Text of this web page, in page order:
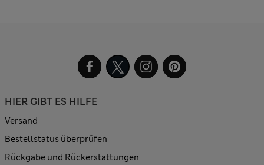
HIER GIBT ES HILFE
Versand
Bestellstatus überprüfen
Rückgabe und Rückerstattungen